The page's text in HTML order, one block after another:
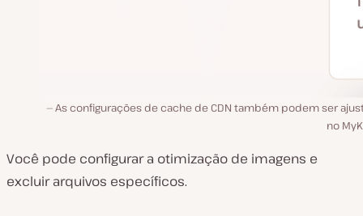
As configurações de cache de CDN também podem ser
no
Você pode configurar a otimização de imagens e
excluir arquivos específicos.